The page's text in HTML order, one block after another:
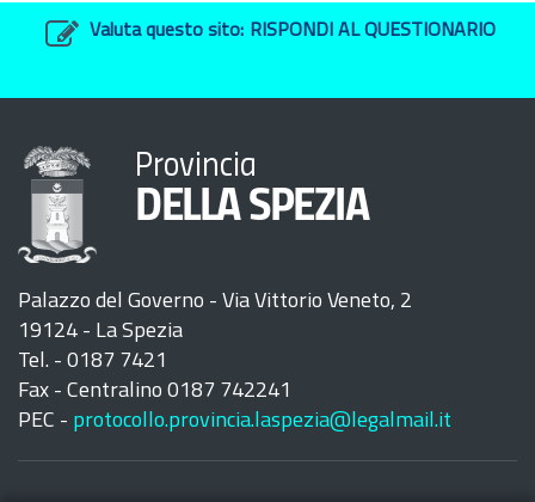
Valuta questo sito: RISPONDI AL QUESTIONARIO
Provincia
DELLA SPEZIA
Palazzo del Governo - Via Vittorio Veneto, 2
19124 - La Spezia
Tel. - 0187 7421
Fax - Centralino 0187 742241
PEC - protocollo.provincia.laspezia@legalmail.it